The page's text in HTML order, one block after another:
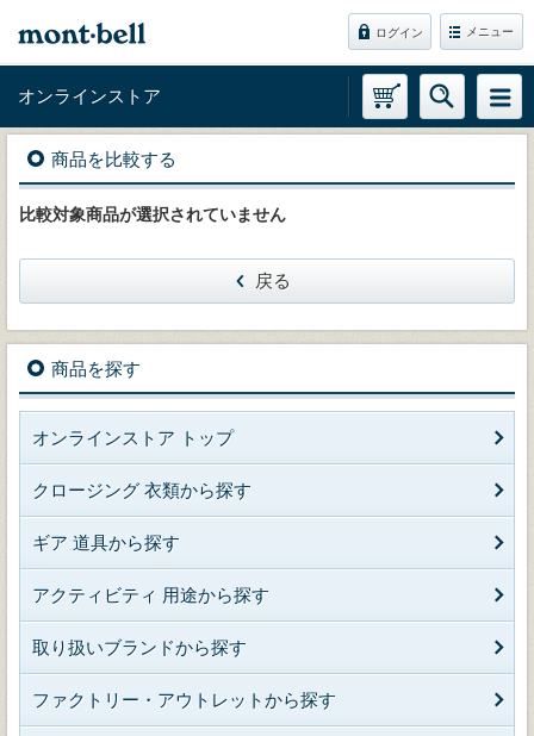
ログイン メニュー
オンラインストア
商品を比較する
比較対象商品が選択されていません
戻る
商品を探す
オンラインストア トップ
クロージング 衣類から探す
ギア 道具から探す
アクティビティ 用途から探す
取り扱いブランドから探す
ファクトリー・アウトレットから探す